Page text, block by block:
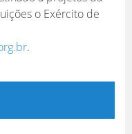
o Exército de
.